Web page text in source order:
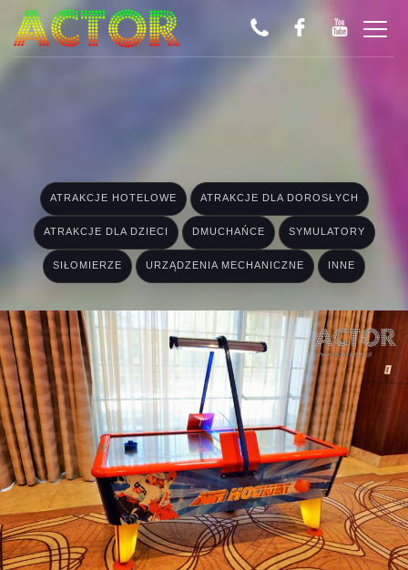
ATRAKCJE HOTELOWE ATRAKCJE DLA DOROSŁYCH
ATRAKCJE DLA DZIECI DMUCHAŃCE SYMULATORY
SIŁOMIERZE URZĄDZENIA MECHANICZNE INNE